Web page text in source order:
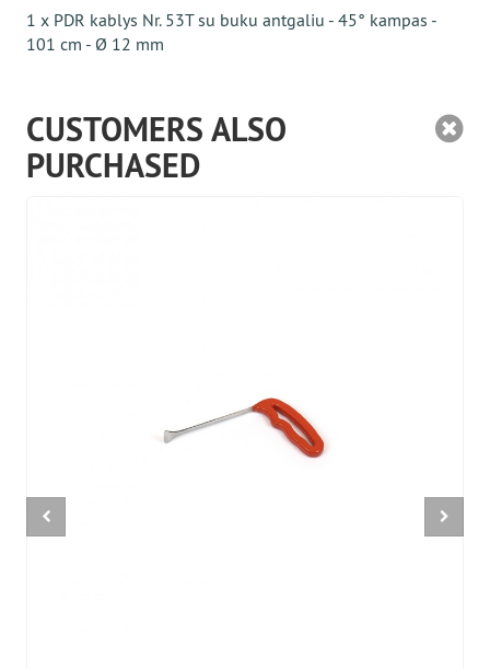
1 x PDR kablys Nr. 53T su buku antgaliu - 45° kampas -
101 cm - Ø 12 mm
CUSTOMERS ALSO
PURCHASED